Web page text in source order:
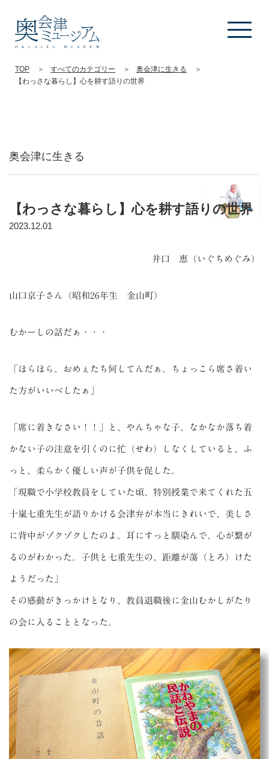
TOP すべてのカテゴリー
奥会津に生きる
【わっさな暮らし】心を耕す語りの世界
奥会津に生きる
【わっさな暮らし】心を耕す語りの世界
2023.12.01
井口 恵（いぐちめぐみ）
山口京子さん（昭和26年生 金山町）
むかーしの話だぁ・・・
「ほらほら、おめぇたち何してんだぁ。ちょっこら席さ着い
た方がいいべしたぁ」
「席に着きなさい！！」と、やんちゃな子、なかなか落ち着
かない子の注意を引くのに忙（せわ）しなくしていると、ふ
っと、柔らかく優しい声が子供を促した。
「現職で小学校教員をしていた頃、特別授業で来てくれた五
十嵐七重先生が語りかける会津弁が本当にきれいで、美しさ
に背中がゾクゾクしたのよ。耳にすっと馴染んで、心が繋が
るのがわかった。子供と七重先生の、距離が蕩（とろ）けた
ようだった」
その感動がきっかけとなり、教員退職後に金山むかしがたり
の会に入ることとなった。